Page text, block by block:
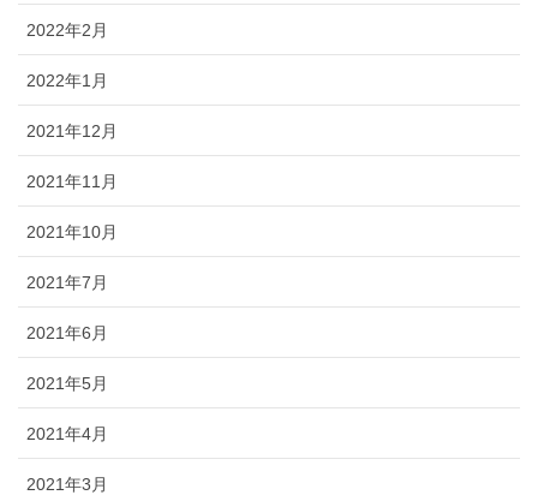
2022年2月
2022年1月
2021年12月
2021年11月
2021年10月
2021年7月
2021年6月
2021年5月
2021年4月
2021年3月